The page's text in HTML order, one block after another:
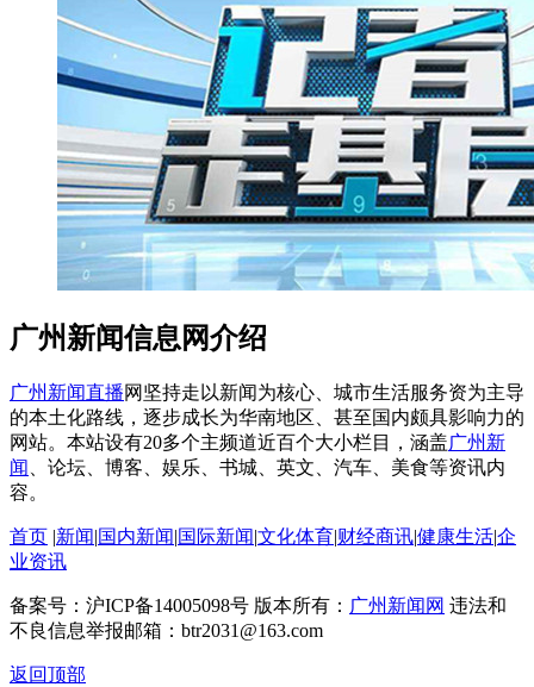
广州新闻信息网介绍
广州新闻直播网坚持走以新闻为核心、城市生活服务资为主导
的本土化路线，逐步成长为华南地区、甚至国内颇具影响力的
网站。本站设有20多个主频道近百个大小栏目，涵盖广州新
闻
、论坛、博客、娱乐、书城、英文、汽车、美食等资讯内
容。
首页 |新闻|国内新闻|国际新闻|文化体育|财经商讯|健康生活|企
业资讯
备案号：沪ICP备14005098号 版本所有： 广州新闻网 违法和
不良信息举报邮箱：btr2031@163.com
返回顶部